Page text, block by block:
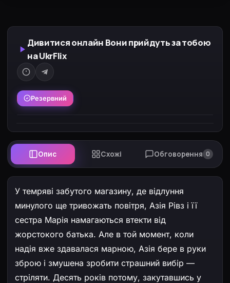
Дивитися онлайн Вони прийдуть за тобою
на UkrFlix
Резервний
Опис Схожі Обговорення 0
У темряві забутого магазину, де відлуння
минулого ще тривожать повітря, Азія Рівз і її
сестра Марія намагаються втекти від
жорстокого батька. Але в той момент, коли
надія вже здавалася марною, Азія бере в руки
зброю і змушена зробити страшний вибір —
стріляти. Десять років потому, закутавшись у